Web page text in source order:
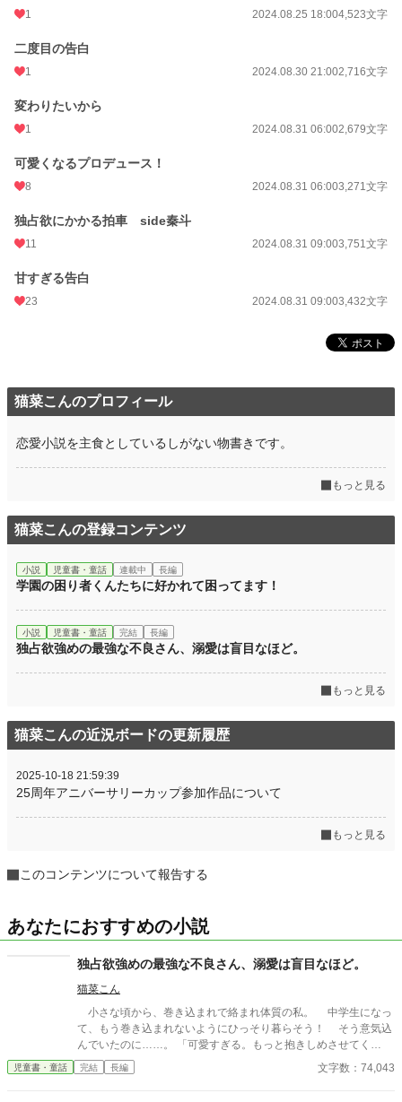
1 2024.08.25 18:004,523文字
二度目の告白
1 2024.08.30 21:002,716文字
変わりたいから
1 2024.08.31 06:002,679文字
可愛くなるプロデュース！
8 2024.08.31 06:003,271文字
独占欲にかかる拍車 side秦斗
11 2024.08.31 09:003,751文字
甘すぎる告白
23 2024.08.31 09:003,432文字
猫菜こんのプロフィール
恋愛小説を主食としているしがない物書きです。
もっと見る
猫菜こんの登録コンテンツ
小説 児童書・童話 連載中 長編
学園の困り者くんたちに好かれて困ってます！
小説 児童書・童話 完結 長編
独占欲強めの最強な不良さん、溺愛は盲目なほど。
もっと見る
猫菜こんの近況ボードの更新履歴
2025-10-18 21:59:39
25周年アニバーサリーカップ参加作品について
もっと見る
このコンテンツについて報告する
あなたにおすすめの小説
独占欲強めの最強な不良さん、溺愛は盲目なほど。
猫菜こん
小さな頃から、巻き込まれで絡まれ体質の私。 中学生になっ
て、もう巻き込まれないようにひっそり暮らそう！ そう意気込
んでいたのに……。 「可愛すぎる。もっと抱きしめさせてく
れ。」 私、最強の不良さんに見初められちゃったみたいです。
巻き込まれ体質の不憫な中学生 ふわふわしているけど、しっ
児童書・童話 完結 長編 文字数：74,043